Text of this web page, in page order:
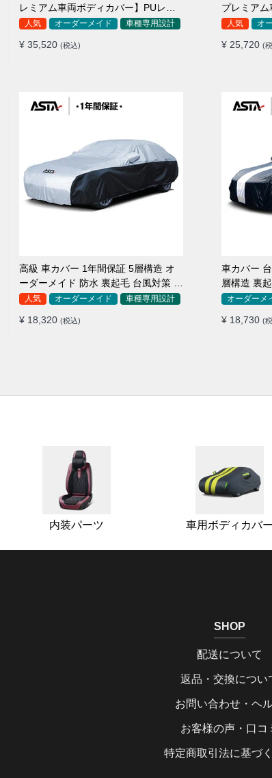
レミアム車両ボディカバー】PUレザ
ー製 オーダーメイド 高級感 裏起毛車
人気 オーダーメイド 車種専用設計
¥ 35,520 (税込)
プレミアム
ーメイド 最高級生
人気 オ
¥ 25,720 (
高級 車カバー 1年間保証 5層構造 オ
ーダーメイド 防水 裏起毛 台風対策 黄
砂対策 車種専用
人気 オーダーメイド 車種専用設計
¥ 18,320 (税込)
車カバー
層構造 裏
SUV対応
オーダーメ
¥ 18,730 (
内装パーツ 車用ボディカバー
SHOP
配送について
返品・交換につい
お問い合わせ・ヘ
お客様の声・口コ
特定商取引法に基づ